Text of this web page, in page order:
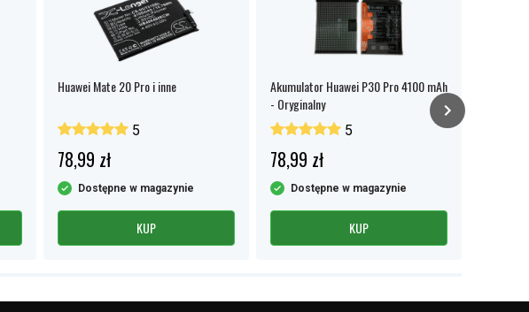
Huawei Mate 20 Pro i inne
5
78,99 zł
Dostępne w magazynie
KUP
Akumulator Huawei P30 Pro 4100 mAh
- Oryginalny
5
78,99 zł
Dostępne w magazynie
KUP